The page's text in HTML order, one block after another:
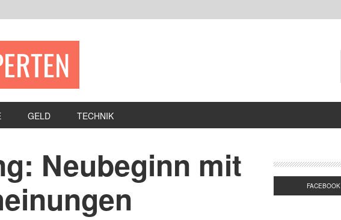
GELD TECHNIK
Neubeginn mit
FACEBOOK